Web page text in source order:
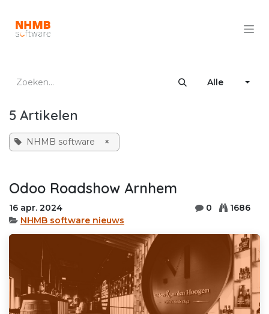
Alle
5 Artikelen
NHMB software ×
Odoo Roadshow Arnhem
16 apr. 2024 0
1686
NHMB software nieuws